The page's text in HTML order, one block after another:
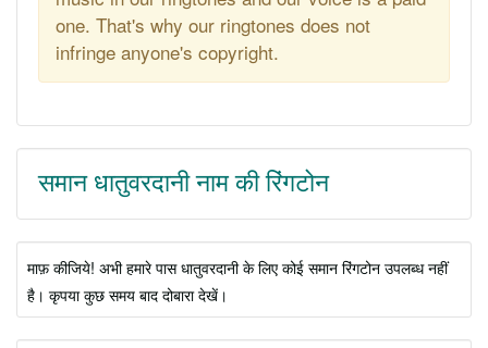
one. That's why our ringtones does not
infringe anyone's copyright.
समान धातुवरदानी नाम की रिंगटोन
माफ़ कीजिये! अभी हमारे पास धातुवरदानी के लिए कोई समान रिंगटोन उपलब्ध नहीं
है। कृपया कुछ समय बाद दोबारा देखें।